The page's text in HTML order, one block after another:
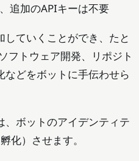
追加のAPIキーは不要
ていくことができ、たと
フトウェア開発、リポジト
などをボットに手伝わせら
、ボットのアイデンティテ
化）させます。